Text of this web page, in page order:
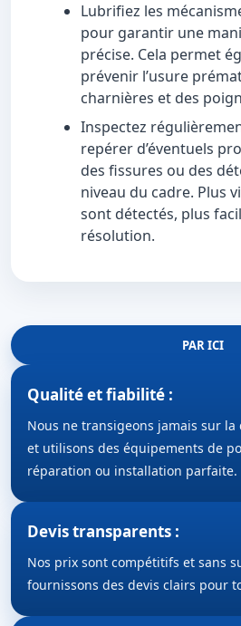
Lubrifiez les
pour garantir une
précise. Cela permet
prévenir l’usure
charnières et des
Inspectez
repérer d’éventuels
des fissures ou des
niveau du cadre. Plus
sont détectés, plus
résolution.
PAR ICI
Qualité et fiabilité :
Nous ne transigeons jamais sur
et utilisons des équipements de
réparation ou installation parfaite.
Devis transparents :
Nos prix sont compétitifs et sans
fournissons des devis clairs pour